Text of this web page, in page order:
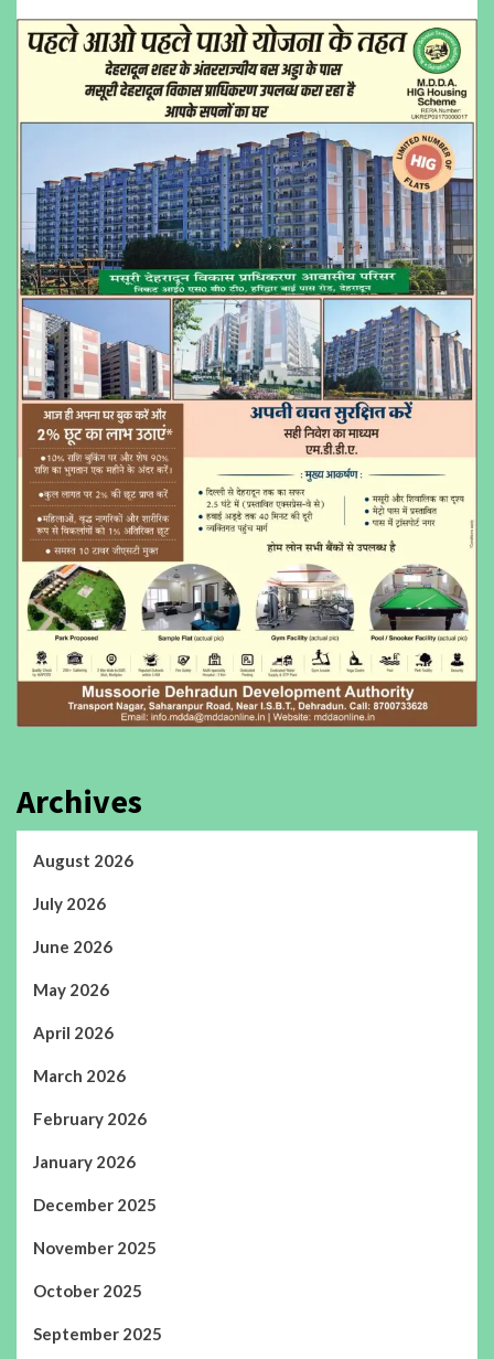
Archives
August 2026
July 2026
June 2026
May 2026
April 2026
March 2026
February 2026
January 2026
December 2025
November 2025
October 2025
September 2025